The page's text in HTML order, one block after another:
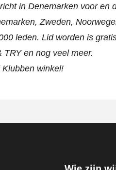
in Denemarken voor en
Zweden,
leden. Lid worden is
en nog veel meer.
winkel!